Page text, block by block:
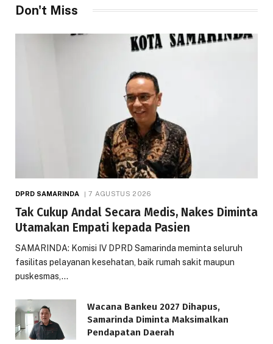
Don't Miss
DPRD SAMARINDA 7 AGUSTUS 2026
Tak Cukup Andal Secara Medis, Nakes Diminta
Utamakan Empati kepada Pasien
SAMARINDA: Komisi IV DPRD Samarinda meminta seluruh
fasilitas pelayanan kesehatan, baik rumah sakit maupun
puskesmas,…
Wacana Bankeu 2027 Dihapus,
Samarinda Diminta Maksimalkan
Pendapatan Daerah